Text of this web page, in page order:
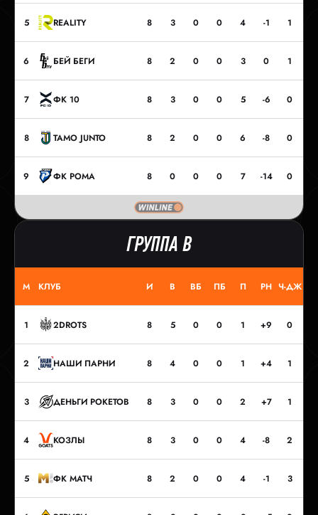
5 REALITY 8 3 0 0 4 -1 1
6 БЕЙ БЕГИ 8 2 0 0 3 0 1
7 ФК 10 8 3 0 0 5 -6 0
8 TAMO JUNTO 8 2 0 0 6 -8 0
9 ФК РОМА 8 0 0 0 7 -14 0
ГРУППА B
М КЛУБ И В ВБ ПБ П РН Ч-ДЖ
1 2DROTS 8 5 0 0 1 +9 0
2 НАШИ ПАРНИ 8 4 0 0 1 +4 1
3 ДЕНЬГИ РОКЕТОВ 8 3 0 0 2 +7 1
4 КОЗЛЫ 8 3 0 0 4 -8 2
5 ФК МАТЧ 8 2 0 0 4 -1 3